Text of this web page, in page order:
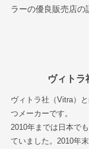
ラーの優良販売店の
ヴィトラ
ヴィトラ社（Vitra）
つメーカーです。
2010年までは日本で
ていました。2010年